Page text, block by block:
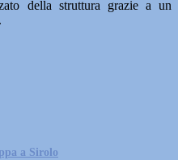
della struttura grazie a un
a Sirolo